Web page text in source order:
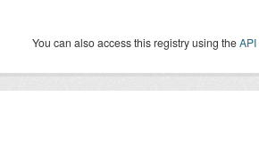
You can also access this registry using theAPI